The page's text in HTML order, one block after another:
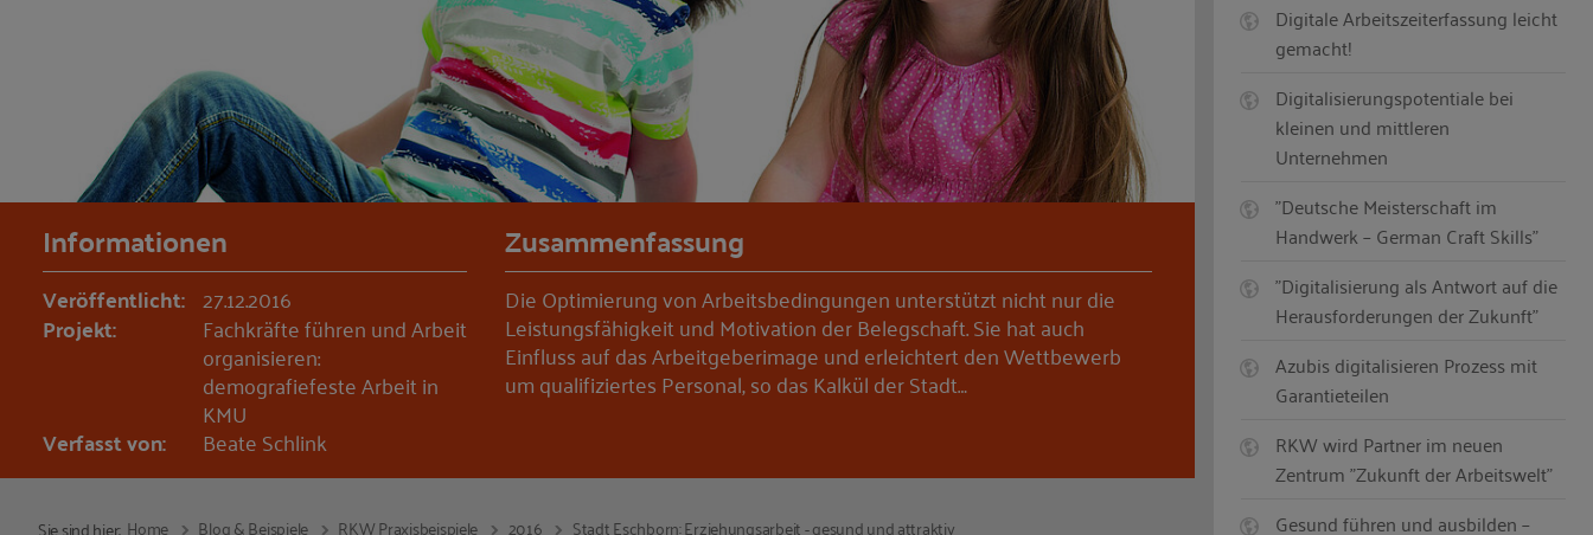
Informationen
Veröffentlicht: 27.12.2016
Projekt: Fachkräfte führen und Arbeit
organisieren:
demografiefeste Arbeit in
KMU
Verfasst von: Beate Schlink
Zusammenfassung
Die Optimierung von Arbeitsbedingungen unterstützt nicht nur die
Leistungsfähigkeit und Motivation der Belegschaft. Sie hat auch
Einfluss auf das Arbeitgeberimage und erleichtert den Wettbewerb
um qualifiziertes Personal, so das Kalkül der Stadt…
Sie sind hier: Home Blog & Beispiele RKW Praxisbeispiele 2016 Stadt Eschborn: Erziehungsarbeit - gesund und attraktiv
Digitale Arbeitszeiterfassung leicht
gemacht!
Digitalisierungspotentiale bei
kleinen und mittleren
Unternehmen
"Deutsche Meisterschaft im
Handwerk – German Craft Skills"
"Digitalisierung als Antwort auf die
Herausforderungen der Zukunft"
Azubis digitalisieren Prozess mit
Garantieteilen
RKW wird Partner im neuen
Zentrum "Zukunft der Arbeitswelt"
Gesund führen und ausbilden –